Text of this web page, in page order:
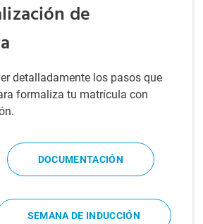
de
detalladamente los pasos que
formaliza tu matrícula con
DOCUMENTACIÓN
SEMANA DE INDUCCIÓN